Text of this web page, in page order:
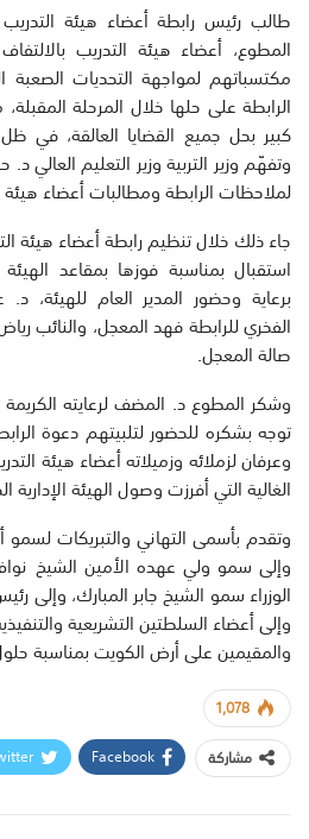
طالب رئيس رابطة أعضاء هيئة
المطوع، أعضاء هيئة التدريب
مكتسباتهم لمواجهة التحديات
الرابطة على حلها خلال المرحلة
كبير بحل جميع القضايا العالقة، في ظل
وتفهّم وزير التربية وزير التعليم العالي
لملاحظات الرابطة ومطالبات أعضاء هيئة
جاء ذلك خلال تنظيم رابطة أعضاء هيئة
استقبال بمناسبة فوزها بمقاعد
برعاية وحضور المدير العام
الفخري للرابطة فهد المعجل، والنائب
صالة المعجل.
وشكر المطوع د. المضف لرعايته
توجه بشكره للحضور لتلبيتهم دعوة
وعرفان لزملائه وزميلاته أعضاء هيئة
الغالية التي أفرزت وصول الهيئة الإدارية
وتقدم بأسمى التهاني والتبريكات لسمو
وإلى سمو ولي عهده الأمين الشيخ
الوزراء سمو الشيخ جابر المبارك، وإلى
وإلى أعضاء السلطتين التشريعية
والمقيمين على أرض الكويت بمناسبة
1,078
مشاركة
Facebook